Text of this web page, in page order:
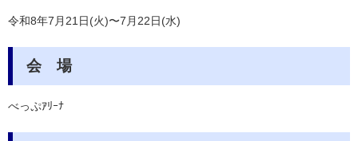
令和8年7月21日(火)〜7月22日(水)
会 場
べっぷｱﾘｰﾅ